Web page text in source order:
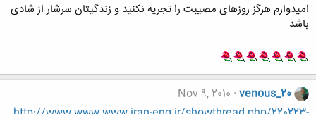
امیدوارم هرگز روزهای مصیبت را تجریه نکنید و زندگیتان سرشار از شادی
باشد
venous_20
Nov 9, 2010